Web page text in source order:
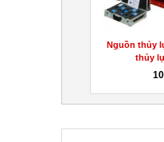
Nguồn thủy
thủy